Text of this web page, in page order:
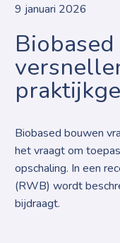
9 januari 2026
Biobased bouwen
het vraagt om
opschaling. In een
(RWB) wordt
bijdraagt.